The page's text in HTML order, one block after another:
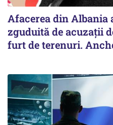
Afacerea din Albania
zguduită de acuzații
furt de terenuri.